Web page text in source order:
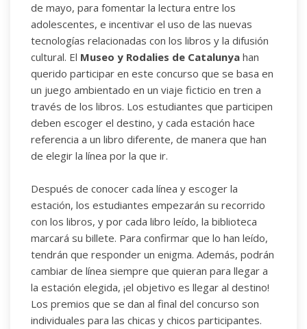
de mayo, para fomentar la lectura entre los
adolescentes, e incentivar el uso de las nuevas
tecnologías relacionadas con los libros y la difusión
cultural. El Museo y Rodalies de Catalunya han
querido participar en este concurso que se basa en
un juego ambientado en un viaje ficticio en tren a
través de los libros. Los estudiantes que participen
deben escoger el destino, y cada estación hace
referencia a un libro diferente, de manera que han
de elegir la línea por la que ir.
Después de conocer cada línea y escoger la
estación, los estudiantes empezarán su recorrido
con los libros, y por cada libro leído, la biblioteca
marcará su billete. Para confirmar que lo han leído,
tendrán que responder un enigma. Además, podrán
cambiar de línea siempre que quieran para llegar a
la estación elegida, ¡el objetivo es llegar al destino!
Los premios que se dan al final del concurso son
individuales para las chicas y chicos participantes.